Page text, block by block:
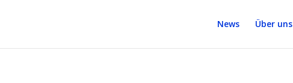
News Über uns